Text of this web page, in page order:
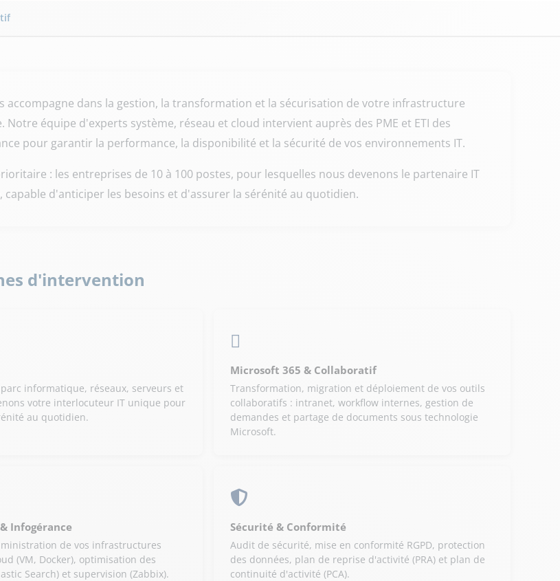
accompagne dans la gestion, la transformation et la sécurisation de votre infrastructure
Notre équipe d'experts système, réseau et cloud intervient auprès des PME et ETI des
pour garantir la performance, la disponibilité et la sécurité de vos environnements IT.
: les entreprises de 10 à 100 postes, pour lesquelles nous devenons le partenaire IT
capable d'anticiper les besoins et d'assurer la sérénité au quotidien.
d'intervention
informatique, réseaux, serveurs et
votre interlocuteur IT unique pour
au quotidien.
Microsoft 365 & Collaboratif
Transformation, migration et déploiement de vos outils
collaboratifs : intranet, workflow internes, gestion de
demandes et partage de documents sous technologie
Microsoft.
Infogérance
de vos infrastructures
(VM, Docker), optimisation des
Search) et supervision (Zabbix).
Sécurité & Conformité
Audit de sécurité, mise en conformité RGPD, protection
des données, plan de reprise d'activité (PRA) et plan de
continuité d'activité (PCA).